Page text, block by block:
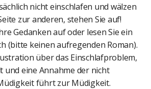
nicht einschlafen und wälzen
zur anderen, stehen Sie auf!
Gedanken auf oder lesen Sie ein
(bitte keinen aufregenden Roman).
über das Einschlafproblem,
und eine Annahme der nicht
führt zur Müdigkeit.